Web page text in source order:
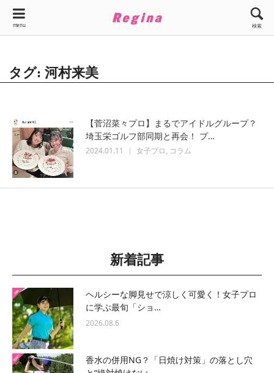
menu 検索
タグ: 河村来美
【菅沼菜々プロ】まるでアイドルグループ？
埼玉栄ゴルフ部同期と再会！ プ…
2024.01.11 女子プロ コラム
新着記事
ヘルシーな脚見せで涼しく可愛く！女子プロ
に学ぶ最旬「ショ…
2026.08.6
香水の併用NG？「日焼け対策」の落とし穴